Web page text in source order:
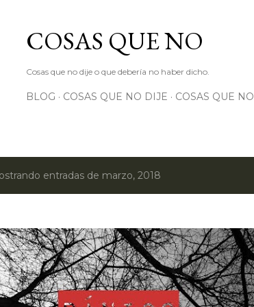
COSAS QUE NO
Cosas que no dije o que debería no haber dicho.
BLOG COSAS QUE NO DIJE COSAS QUE NO
entradas de marzo, 2018